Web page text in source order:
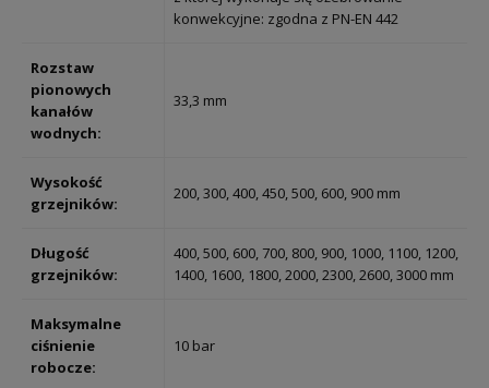
konwekcyjne: zgodna z PN-EN 442
Rozstaw
pionowych
kanałów
wodnych:
33,3 mm
Wysokość
grzejników:
200, 300, 400, 450, 500, 600, 900 mm
Długość
grzejników:
400, 500, 600, 700, 800, 900, 1000, 1100, 1200,
1400, 1600, 1800, 2000, 2300, 2600, 3000 mm
Maksymalne
ciśnienie
robocze:
10 bar